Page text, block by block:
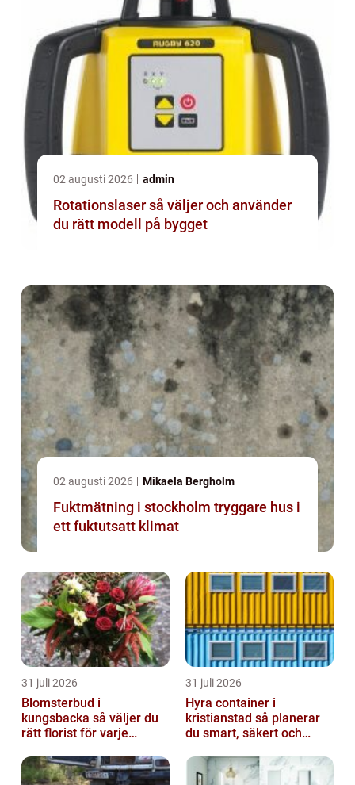
02 augusti 2026 admin
Rotationslaser så väljer och använder
du rätt modell på bygget
02 augusti 2026 Mikaela Bergholm
Fuktmätning i stockholm tryggare hus i
ett fuktutsatt klimat
31 juli 2026
Blomsterbud i
kungsbacka så väljer du
rätt florist för varje
31 juli 2026
Hyra container i
kristianstad så planerar
du smart, säkert och